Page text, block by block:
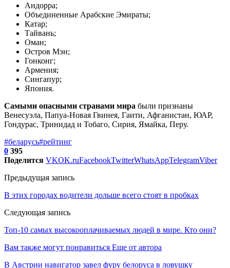
Андорра;
Объединенные Арабские Эмираты;
Катар;
Тайвань;
Оман;
Остров Мэн;
Гонконг;
Армения;
Сингапур;
Япония.
Самыми опасными странами мира были признаны
Венесуэла, Папуа-Новая Гвинея, Гаити, Афганистан, ЮАР,
Гондурас, Тринидад и Тобаго, Сирия, Ямайка, Перу.
#беларусь#рейтинг
0 395
Поделится VKOK.ruFacebookTwitterWhatsAppTelegramViber
Предыдущая запись
В этих городах водители дольше всего стоят в пробках
Следующая запись
Топ-10 самых высокооплачиваемых людей в мире. Кто они?
Вам также могут понравиться Еще от автора
В Австрии навигатор завел фуру белоруса в ловушку